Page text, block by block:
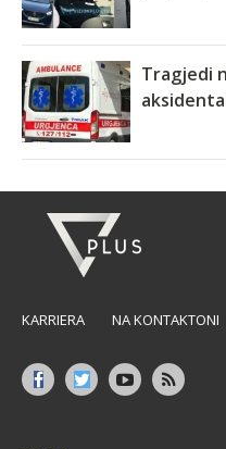
Tragjedi
KARRIERA NA KONTAKTONI